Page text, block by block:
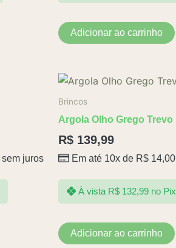
Adicionar ao carrinho
sem juros
Brincos
Argola Olho Grego Trevo
R$ 139,99
Em até 10x de R$ 14,00
À vista R$132,99 no Pix
Adicionar ao carrinho